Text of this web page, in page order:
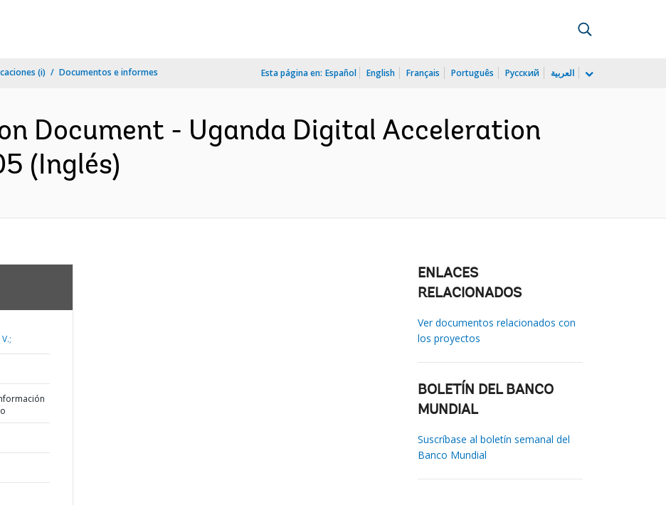
(i) Documentos e informes Esta página en: Español English Français Português Русский العربية
Document - Uganda Digital Acceleration
(Inglés)
ENLACES
RELACIONADOS
Ver documentos relacionados con
los proyectos
BOLETÍN DEL BANCO
MUNDIAL
Suscríbase al boletín semanal del
Banco Mundial